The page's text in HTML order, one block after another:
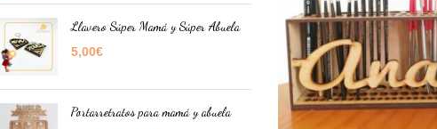
Llavero Súper Mamá y Súper Abuela
5,00€
Portarretratos para mamá y abuela